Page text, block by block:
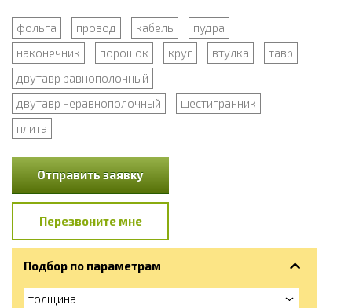
фольга провод кабель
пудра
наконечник
порошок круг втулка
тавр
двутавр равнополочный
двутавр неравнополочный
шестигранник
плита
Отправить заявку
Перезвоните мне
Подбор по параметрам
толщина